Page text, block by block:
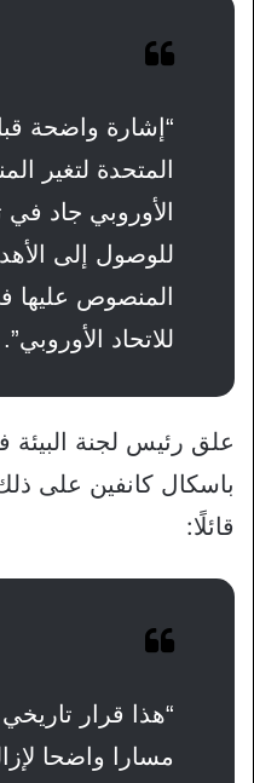
“إشارة واضحة
المتحدة لتغير
الأوروبي جاد
للوصول إلى
المنصوص عليها
للاتحاد الأوروبي”.
علق رئيس لجنة البيئة
باسكال كانفين على ذلك
قائلًا:
“هذا قرار
مسارا واضحا